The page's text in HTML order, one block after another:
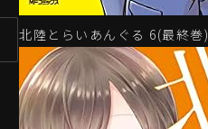
北陸とらいあんぐる 6(最終巻)